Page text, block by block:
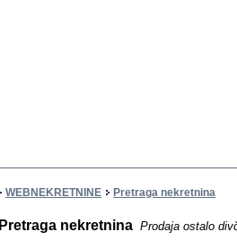
WEBNEKRETNINE Pretraga nekretnina
Pretraga nekretnina Prodaja ostalo